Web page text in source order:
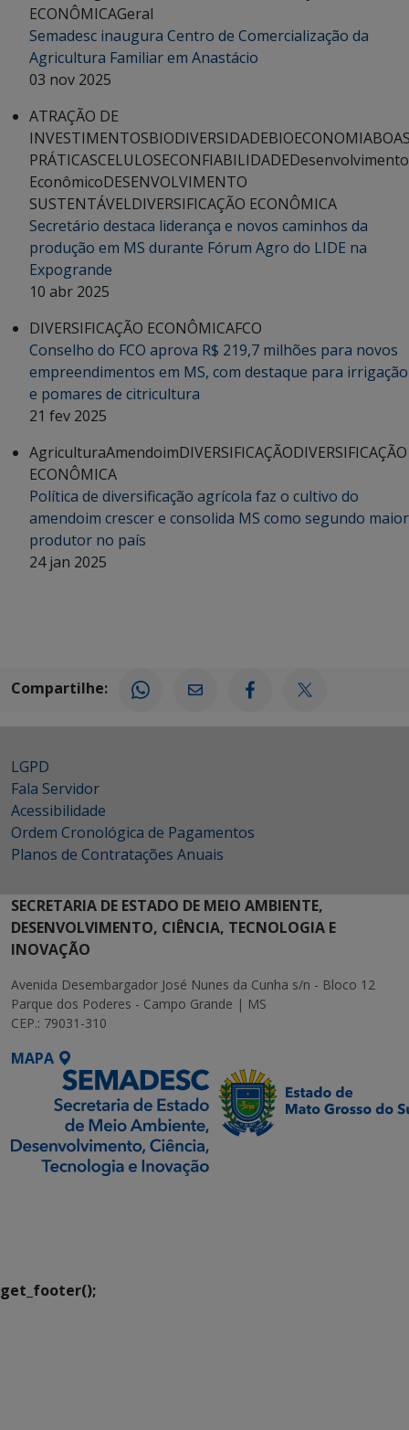
ECONÔMICAGeral
Semadesc inaugura Centro de Comercialização da
Agricultura Familiar em Anastácio
03 nov 2025
ATRAÇÃO DE
INVESTIMENTOSBIODIVERSIDADEBIOECONOMIA
PRÁTICASCELULOSECONFIABILIDADEDesenvolvimento
EconômicoDESENVOLVIMENTO
SUSTENTÁVELDIVERSIFICAÇÃO ECONÔMICA
Secretário destaca liderança e novos caminhos da
produção em MS durante Fórum Agro do LIDE na
Expogrande
10 abr 2025
DIVERSIFICAÇÃO ECONÔMICAFCO
Conselho do FCO aprova R$ 219,7 milhões para novos
empreendimentos em MS, com destaque para irrigação
e pomares de citricultura
21 fev 2025
AgriculturaAmendoimDIVERSIFICAÇÃODIVERSIFICAÇÃO
ECONÔMICA
Política de diversificação agrícola faz o cultivo do
amendoim crescer e consolida MS como segundo maior
produtor no país
24 jan 2025
Compartilhe:
LGPD
Fala Servidor
Acessibilidade
Ordem Cronológica de Pagamentos
Planos de Contratações Anuais
SECRETARIA DE ESTADO DE MEIO AMBIENTE,
DESENVOLVIMENTO, CIÊNCIA, TECNOLOGIA E
INOVAÇÃO
Avenida Desembargador José Nunes da Cunha s/n - Bloco 12
Parque dos Poderes - Campo Grande | MS
CEP.: 79031-310
MAPA
get_footer();